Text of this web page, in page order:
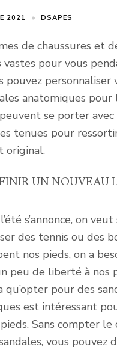
2021 DSAPES
de chaussures et
pour vous
pouvez personnaliser
anatomiques pour
se porter avec
tenues pour
original.
UN NOUVEAU
s’annonce, on veut
des tennis ou des
nos pieds, on a
peu de liberté à nos
qu’opter pour des
est intéressant
pieds. Sans compter
vous pouvez